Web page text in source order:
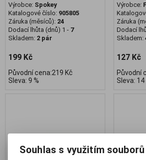
Výrobce: Spokey
Katalogové číslo: 905805
Záruka (měsíců): 24
Dodací lhůta (dnů) 1 - 7
Skladem: 2 pár
199 Kč
Původní cena:219 Kč
Sleva: 9 %
Výrobce:
Záruka
Dodací
Skladem:
127 Kč
Původní
Sleva: 14
Souhlas s využitím